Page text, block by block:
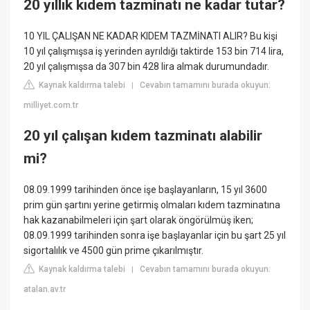
20 yıllık kıdem tazminatı ne kadar tutar?
10 YIL ÇALIŞAN NE KADAR KIDEM TAZMİNATI ALIR? Bu kişi
10 yıl çalışmışsa iş yerinden ayrıldığı taktirde 153 bin 714 lira,
20 yıl çalışmışsa da 307 bin 428 lira almak durumundadır.
Kaynak kaldırma talebi |Cevabın tamamını burada okuyun:
milliyet.com.tr
20 yıl çalışan kıdem tazminatı alabilir
mi?
08.09.1999 tarihinden önce işe başlayanların, 15 yıl 3600
prim gün şartını yerine getirmiş olmaları kıdem tazminatına
hak kazanabilmeleri için şart olarak öngörülmüş iken;
08.09.1999 tarihinden sonra işe başlayanlar için bu şart 25 yıl
sigortalılık ve 4500 gün prime çıkarılmıştır.
Kaynak kaldırma talebi |Cevabın tamamını burada okuyun:
atalan.av.tr